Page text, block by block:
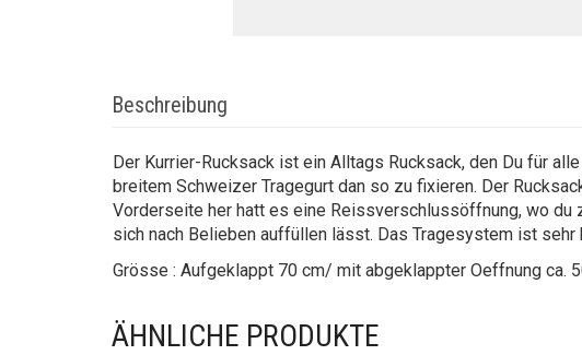
Beschreibung
Der Kurrier-Rucksack ist ein Alltags Rucksack, den Du für
breitem Schweizer Tragegurt dan so zu fixieren. Der
Vorderseite her hatt es eine Reissverschlussöffnung, wo du
sich nach Belieben auffüllen lässt. Das Tragesystem ist
Grösse : Aufgeklappt 70 cm/ mit abgeklappter Oeffnung ca.
ÄHNLICHE PRODUKTE